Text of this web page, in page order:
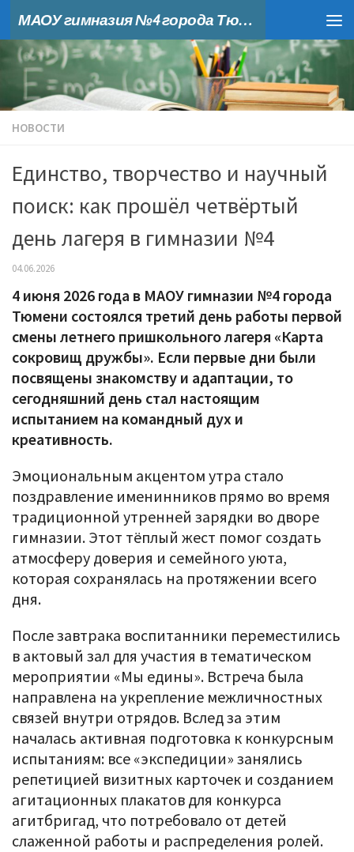
Skip to content МАОУ гимназия №4 города Тюмени
НОВОСТИ
Единство, творчество и научный
поиск: как прошёл четвёртый
день лагеря в гимназии №4
04.06.2026
4 июня 2026 года в МАОУ гимназии №4 города
Тюмени состоялся третий день работы первой
смены летнего пришкольного лагеря «Карта
сокровищ дружбы». Если первые дни были
посвящены знакомству и адаптации, то
сегодняшний день стал настоящим
испытанием на командный дух и
креативность.
Эмоциональным акцентом утра стало
поздравление именинников прямо во время
традиционной утренней зарядки во дворе
гимназии. Этот тёплый жест помог создать
атмосферу доверия и семейного уюта,
которая сохранялась на протяжении всего
дня.
После завтрака воспитанники переместились
в актовый зал для участия в тематическом
мероприятии «Мы едины». Встреча была
направлена на укрепление межличностных
связей внутри отрядов. Вслед за этим
началась активная подготовка к конкурсным
испытаниям: все «экспедиции» занялись
репетицией визитных карточек и созданием
агитационных плакатов для конкурса
агитбригад, что потребовало от детей
слаженной работы и распределения ролей.